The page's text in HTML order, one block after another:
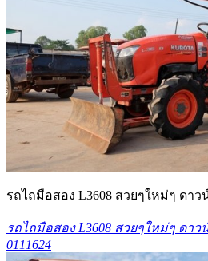
รถไถมือสอง L3608 สวยๆใหม่ๆ ดาว
รถไถมือสอง L3608 สวยๆใหม่ๆ ดาว
0111624